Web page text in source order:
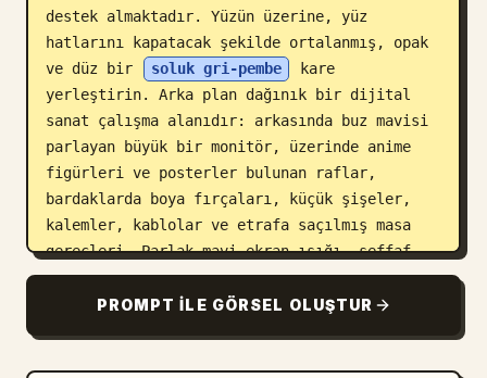
destek almaktadır. Yüzün üzerine, yüz
hatlarını kapatacak şekilde ortalanmış, opak
ve düz bir
soluk gri-pembe
kare
yerleştirin. Arka plan dağınık bir dijital
sanat çalışma alanıdır: arkasında buz mavisi
parlayan büyük bir monitör, üzerinde anime
figürleri ve posterler bulunan raflar,
bardaklarda boya fırçaları, küçük şişeler,
kalemler, kablolar ve etrafa saçılmış masa
gereçleri. Parlak mavi ekran ışığı, şeffaf
cam parçaları üzerinde parıldayan yansımalar,
sığ alan derinliği, en yakındaki kırıklarda
PROMPT ILE GÖRSEL OLUŞTUR